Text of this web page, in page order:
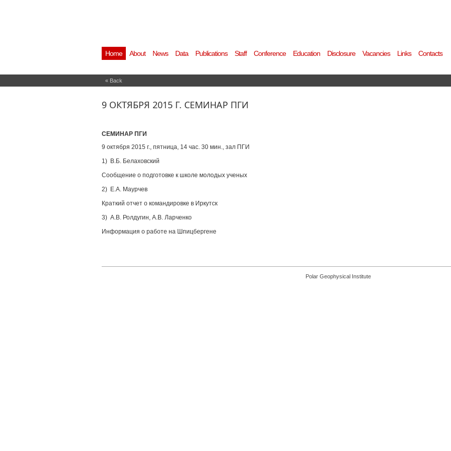
Home About News Data Publications Staff Conference Education Disclosure Vacancies Links Contacts
« Back
9 ОКТЯБРЯ 2015 Г. СЕМИНАР ПГИ
СЕМИНАР ПГИ
9 октября 2015 г., пятница, 14 час. 30 мин., зал ПГИ
1) В.Б. Белаховский
Сообщение о подготовке к школе молодых ученых
2) Е.А. Маурчев
Краткий отчет о командировке в Иркутск
3) А.В. Ролдугин, А.В. Ларченко
Информация о работе на Шпицбергене
Polar Geophysical Institute